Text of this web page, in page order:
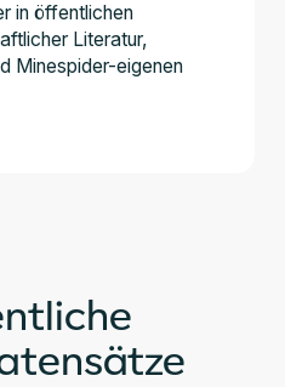
in öffentlichen
Literatur,
Minespider-eigenen